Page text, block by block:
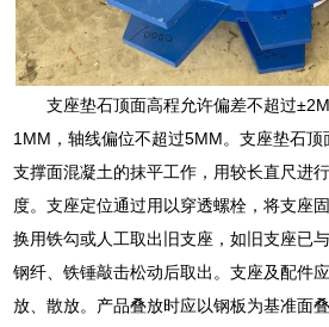
支座垫石顶面高程允许偏差不超过
1MM，轴线偏位不超过5MM。支座垫石
支撑面混凝土的抹平工作，用较长直尺进
度。支座定位通过用以穿透螺栓，将支座
换用铁勾或人工取出旧支座，如旧支座已
钢纤、铁锤敲击松动后取出。支座及配件
放、散放。产品叠放时应以钢板为基准面